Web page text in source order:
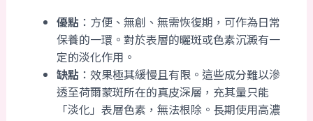
優點 ：方便、無創、無需恢復期，可作為日常
保養的一環。對於表層的曬斑或色素沉澱有一
定的淡化作用。
缺點 ：效果極其緩慢且有限。這些成分難以滲
透至荷爾蒙斑所在的真皮深層，充其量只能
「淡化」表層色素，無法根除。長期使用高濃